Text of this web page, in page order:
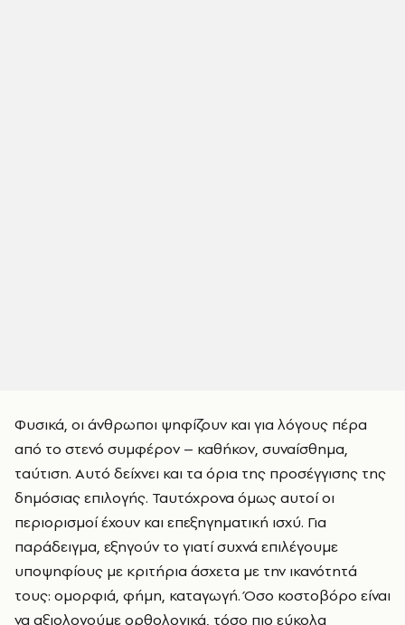
Φυσικά, οι άνθρωποι ψηφίζουν και για λόγους πέρα
από το στενό συμφέρον – καθήκον, συναίσθημα,
ταύτιση. Αυτό δείχνει και τα όρια της προσέγγισης της
δημόσιας επιλογής. Ταυτόχρονα όμως αυτοί οι
περιορισμοί έχουν και επεξηγηματική ισχύ. Για
παράδειγμα, εξηγούν το γιατί συχνά επιλέγουμε
υποψηφίους με κριτήρια άσχετα με την ικανότητά
τους: ομορφιά, φήμη, καταγωγή. Όσο κοστοβόρο είναι
να αξιολογούμε ορθολογικά, τόσο πιο εύκολα